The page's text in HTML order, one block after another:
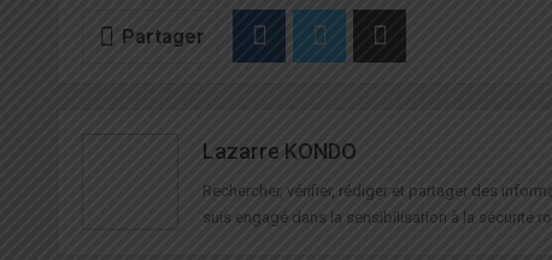
Partager
Lazarre KONDO
Rechercher, vérifier, rédiger et partager des
suis engagé dans la sensibilisation à la sécurité